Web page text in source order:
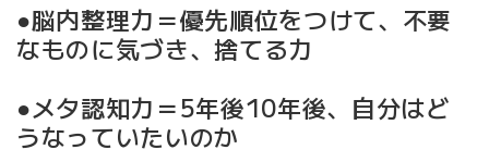
●脳内整理力＝優先順位をつけて、不要
なものに気づき、捨てる力
●メタ認知力＝5年後10年後、自分はど
うなっていたいのか